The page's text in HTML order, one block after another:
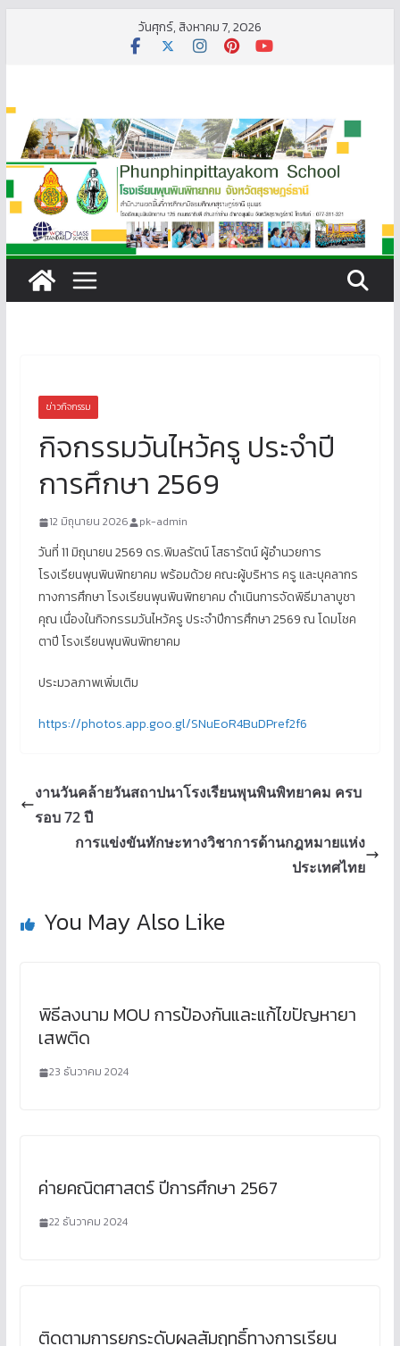
วันศุกร์, สิงหาคม 7, 2026
ข่าวกิจกรรม
กิจกรรมวันไหว้ครู ประจำปี
การศึกษา 2569
12 มิถุนายน 2026 pk-admin
วันที่ 11 มิถุนายน 2569 ดร.พิมลรัตน์ โสธารัตน์ ผู้อำนวยการ
โรงเรียนพุนพินพิทยาคม พร้อมด้วย คณะผู้บริหาร ครู และบุคลากร
ทางการศึกษา โรงเรียนพุนพินพิทยาคม ดำเนินการจัดพิธีมาลาบูชา
คุณ เนื่องในกิจกรรมวันไหว้ครู ประจำปีการศึกษา 2569 ณ โดมโชค
ตาปี โรงเรียนพุนพินพิทยาคม
ประมวลภาพเพิ่มเติม
https://photos.app.goo.gl/SNuEoR4BuDPref2f6
งานวันคล้ายวันสถาปนาโรงเรียนพุนพินพิทยาคม ครบ
รอบ 72 ปี
การแข่งขันทักษะทางวิชาการด้านกฎหมายแห่ง
ประเทศไทย
You May Also Like
พิธีลงนาม MOU การป้องกันและแก้ไขปัญหายา
เสพติด
23 ธันวาคม 2024
ค่ายคณิตศาสตร์ ปีการศึกษา 2567
22 ธันวาคม 2024
ติดตามการยกระดับผลสัมฤทธิ์ทางการเรียน